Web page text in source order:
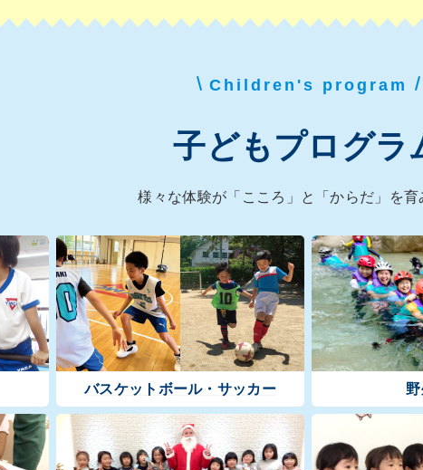
国際協力街頭募金報告
2026.06.15
Children's program
子どもプログラ
様々な体験が「こころ」と「からだ」を育
バスケットボール・サッカー